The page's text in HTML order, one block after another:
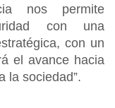
nos permite
con una
con un
el avance hacia
la sociedad”.